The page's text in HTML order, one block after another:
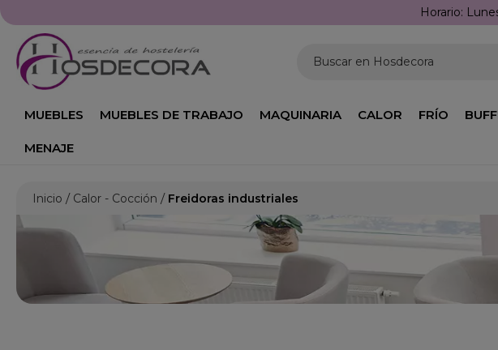
Horario:
Buscar en Hosdecora
MUEBLES MUEBLES DE TRABAJO MAQUINARIA CALOR FRÍO
MENAJE
Inicio Calor - Cocción Freidoras industriales